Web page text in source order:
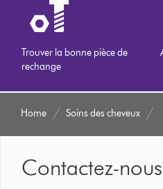
Trouver la bonne pièce de
rechange
Home Soins des cheveux
Contactez-nous